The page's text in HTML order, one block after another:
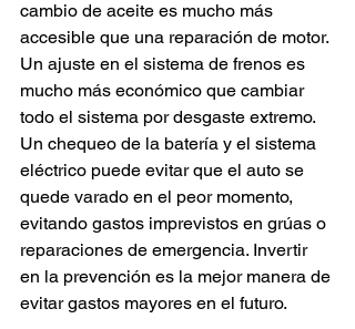
cambio de aceite es mucho más
accesible que una reparación de motor.
Un ajuste en el sistema de frenos es
mucho más económico que cambiar
todo el sistema por desgaste extremo.
Un chequeo de la batería y el sistema
eléctrico puede evitar que el auto se
quede varado en el peor momento,
evitando gastos imprevistos en grúas o
reparaciones de emergencia. Invertir
en la prevención es la mejor manera de
evitar gastos mayores en el futuro.